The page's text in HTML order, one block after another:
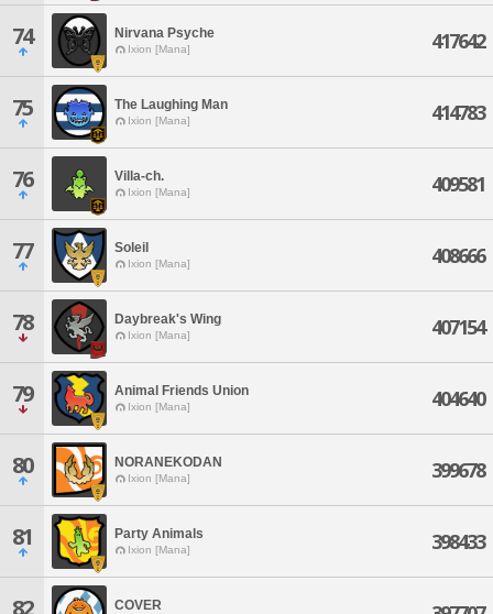
74 Nirvana Psyche
Ixion [Mana] 417642
75 The Laughing Man
Ixion [Mana] 414783
76 Villa-ch.
Ixion [Mana] 409581
77 Soleil
Ixion [Mana] 408666
78 Daybreak's Wing
Ixion [Mana] 407154
79 Animal Friends Union
Ixion [Mana] 404640
80 NORANEKODAN
Ixion [Mana] 399678
81 Party Animals
Ixion [Mana] 398433
82 COVER